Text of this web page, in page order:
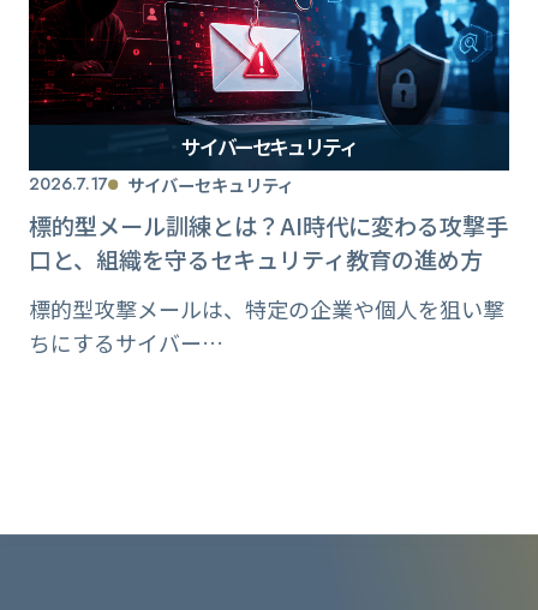
サイバーセキュリティ
2026.7.17 サイバーセキュリティ
標的型メール訓練とは？AI時代に変わる攻撃手
口と、組織を守るセキュリティ教育の進め方
標的型攻撃メールは、特定の企業や個人を狙い撃
ちにするサイバー…